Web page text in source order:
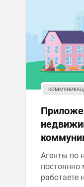
Агенты по
работаете